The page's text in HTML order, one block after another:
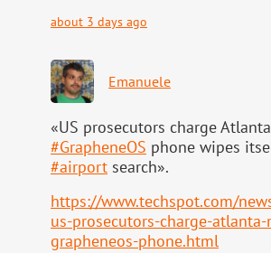
about 3 days ago
Emanuele
«US prosecutors charge
#GrapheneOS phone wipes
#airport search».
https://www.techspot.com/
us-prosecutors-charge-
grapheneos-phone.html